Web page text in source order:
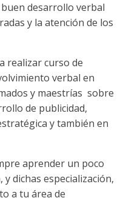
desarrollo verbal
y la atención de los
realizar curso de
verbal en
y maestrías sobre
de publicidad,
y también en
aprender un poco
dichas especialización,
a tu área de